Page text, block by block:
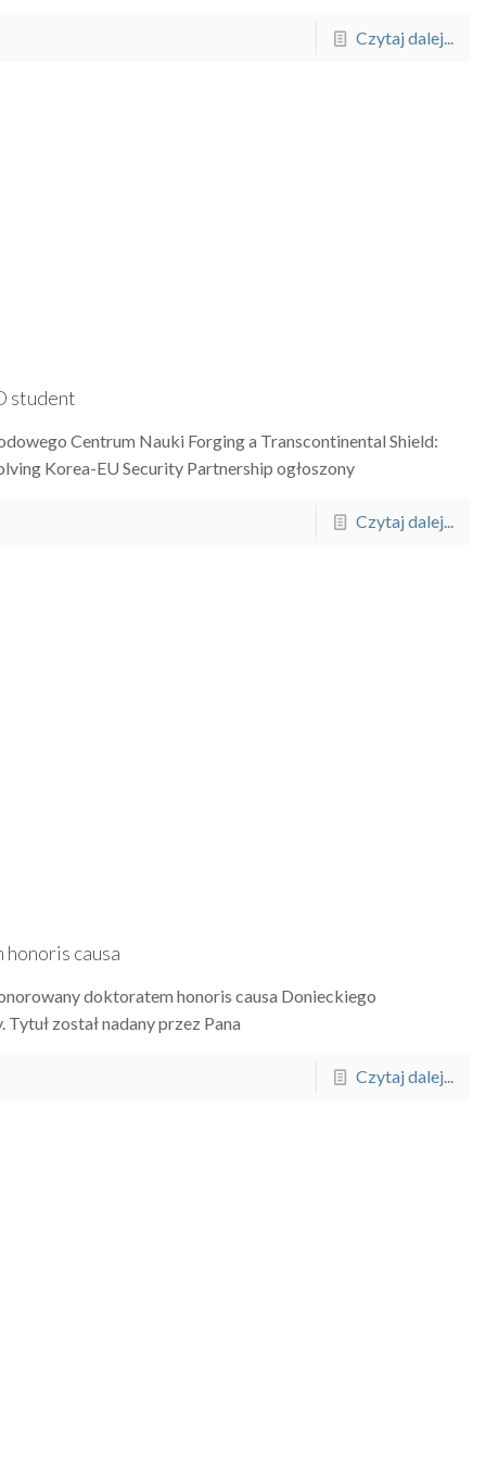
Czytaj dalej...
student
Centrum Nauki Forging a Transcontinental Shield:
Korea-EU Security Partnership ogłoszony
Czytaj dalej...
causa
doktoratem honoris causa Donieckiego
został nadany przez Pana
Czytaj dalej...